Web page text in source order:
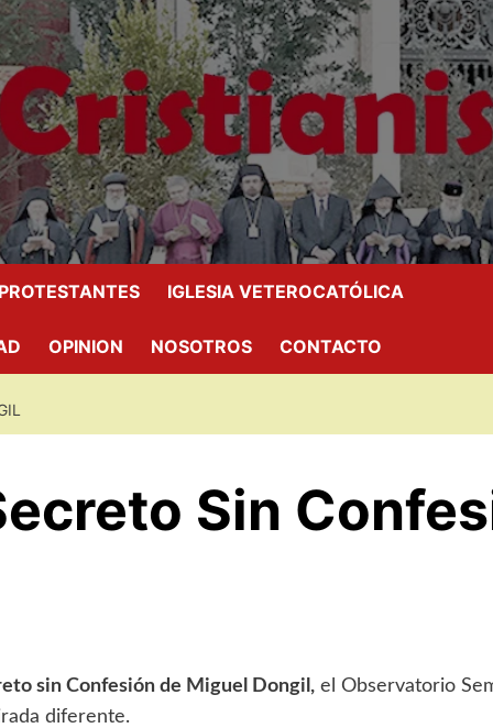
IGLESIA VETEROCATÓLICA
OPINION NOSOTROS CONTACTO
Sin
sin Confesión de Miguel Dongil, el Observatorio
diferente.